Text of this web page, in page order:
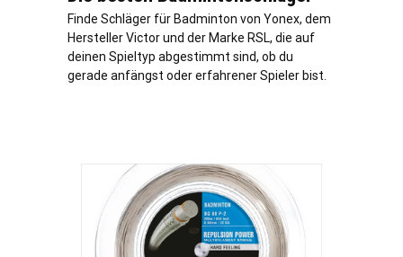
Finde Schläger für Badminton von Yonex, dem
Hersteller Victor und der Marke RSL, die auf
deinen Spieltyp abgestimmt sind, ob du
gerade anfängst oder erfahrener Spieler bist.